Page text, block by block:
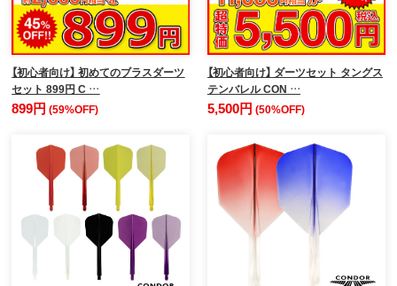
【初心者向け】 初めてのブラスダーツ
セット 899円 C …
899円(59%OFF)
【初心者向け】 ダーツセット タングス
テンバレル CON …
5,500円 (50%OFF)